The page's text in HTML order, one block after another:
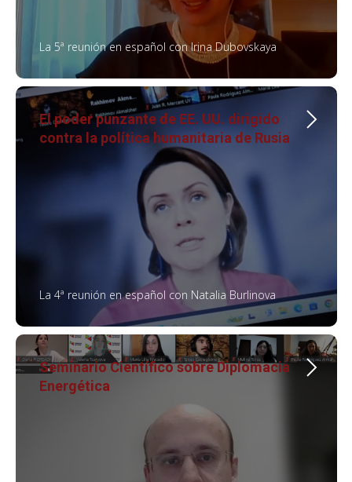
La 5ª reunión en español con Irina Dubovskaya
El poder punzante de EE. UU. dirigido
contra la política humanitaria de Rusia
La 4ª reunión en español con Natalia Burlinova
Seminario Científico sobre Diplomacia
Energética